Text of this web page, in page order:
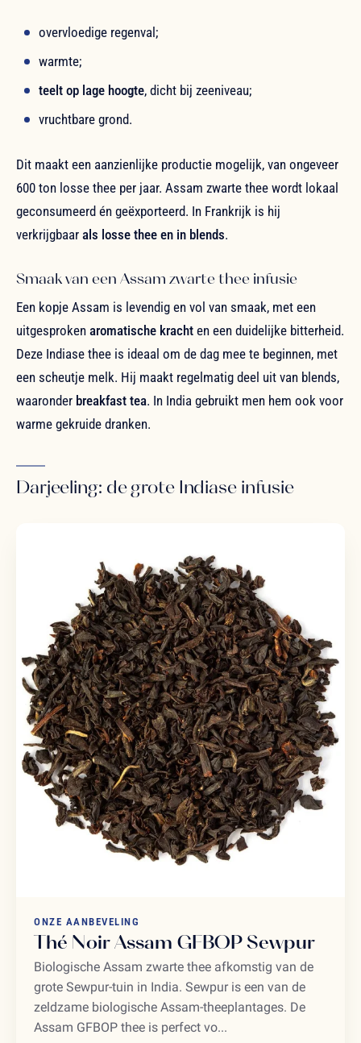
overvloedige regenval;
warmte;
teelt op lage hoogte, dicht bij zeeniveau;
vruchtbare grond.
Dit maakt een aanzienlijke productie mogelijk, van ongeveer
600 ton losse thee per jaar. Assam zwarte thee wordt lokaal
geconsumeerd én geëxporteerd. In Frankrijk is hij
verkrijgbaar als losse thee en in blends.
Smaak van een Assam zwarte thee infusie
Een kopje Assam is levendig en vol van smaak, met een
uitgesproken aromatische kracht en een duidelijke bitterheid.
Deze Indiase thee is ideaal om de dag mee te beginnen, met
een scheutje melk. Hij maakt regelmatig deel uit van blends,
waaronder breakfast tea. In India gebruikt men hem ook voor
warme gekruide dranken.
Darjeeling: de grote Indiase infusie
ONZE AANBEVELING
Thé Noir Assam GFBOP Sewpur
Biologische Assam zwarte thee afkomstig van de
grote Sewpur-tuin in India. Sewpur is een van de
zeldzame biologische Assam-theeplantages. De
Assam GFBOP thee is perfect vo...